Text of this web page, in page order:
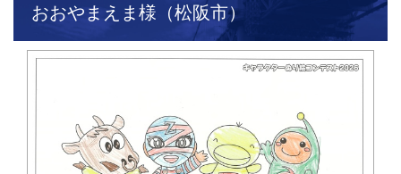
おおやまえま様（松阪市）